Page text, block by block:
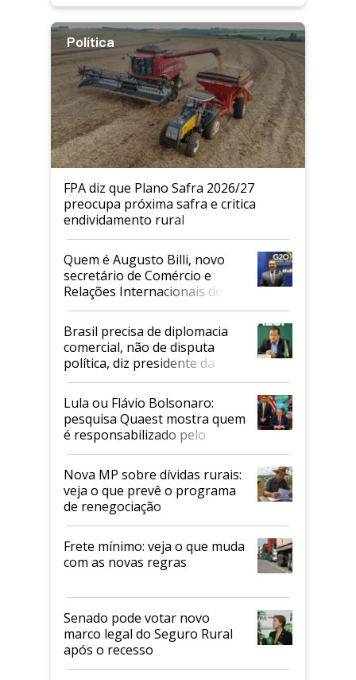
Política
FPA diz que Plano Safra 2026/27
preocupa próxima safra e critica
endividamento rural
Quem é Augusto Billi, novo
secretário de Comércio e
Relações Internacionais do
Mapa
Brasil precisa de diplomacia
comercial, não de disputa
política, diz presidente da
Faesp
Lula ou Flávio Bolsonaro:
pesquisa Quaest mostra quem
é responsabilizado pelo
tarifaço dos EUA
Nova MP sobre dívidas rurais:
veja o que prevê o programa
de renegociação
Frete mínimo: veja o que muda
com as novas regras
Senado pode votar novo
marco legal do Seguro Rural
após o recesso